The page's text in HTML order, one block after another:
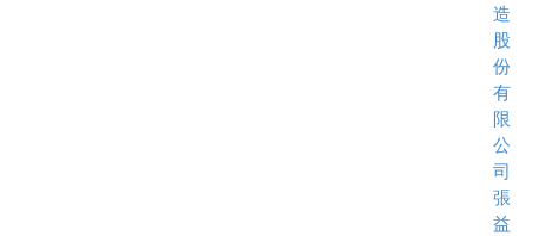
造
股
份
有
限
公
司
張
益